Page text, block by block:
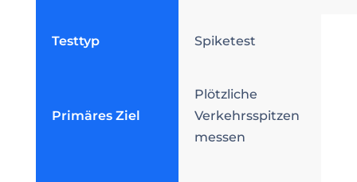
Testtyp Spiketest
Primäres Ziel
Plötzliche
Verkehrsspitzen
messen